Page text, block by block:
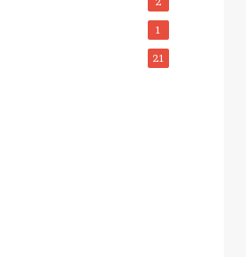
1
21